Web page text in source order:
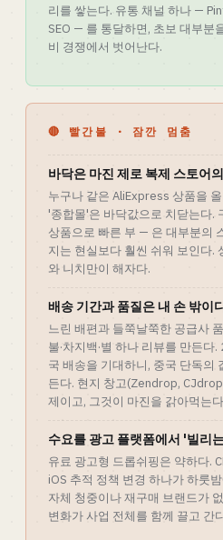
리를 쌓는다. 유통 채널 하나 —
SEO — 를 통달하면, 초보 대부분
비 경쟁에서 벗어난다.
🔴 빨간불 · 잠깐 멈춤
바닥은 마진 제로 복제 스토어
누구나 같은 AliExpress 상품을
'종합몰'은 바닥값으로 치닫는다.
상품으로 빠른 부 — 은 대부분의
지는 현실보다 훨씬 쉬워 보인다.
와 니치만이 해자다.
배송 기간과 품질은 내 손 밖이
느린 배편과 들쭉날쭉한 공급사
불·차지백·별 하나 리뷰를 만든
국 배송을 기대하니, 중국 단독의
든다. 현지 창고(Zendrop,
제이고, 그것이 마진을 갉아먹는
수요를 광고 플랫폼에서 '빌리
유료 광고형 드롭쉬핑은 약하다.
iOS 추적 정책 변경 하나가 하룻
자체 청중이나 재구매 브랜드가
변화가 사업 전체를 함께 끌고 간